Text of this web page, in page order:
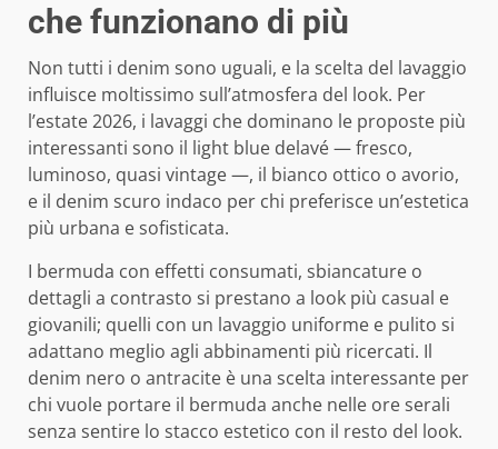
che funzionano di più
Non tutti i denim sono uguali, e la scelta del lavaggio
influisce moltissimo sull’atmosfera del look. Per
l’estate 2026, i lavaggi che dominano le proposte più
interessanti sono il light blue delavé — fresco,
luminoso, quasi vintage —, il bianco ottico o avorio,
e il denim scuro indaco per chi preferisce un’estetica
più urbana e sofisticata.
I bermuda con effetti consumati, sbiancature o
dettagli a contrasto si prestano a look più casual e
giovanili; quelli con un lavaggio uniforme e pulito si
adattano meglio agli abbinamenti più ricercati. Il
denim nero o antracite è una scelta interessante per
chi vuole portare il bermuda anche nelle ore serali
senza sentire lo stacco estetico con il resto del look.